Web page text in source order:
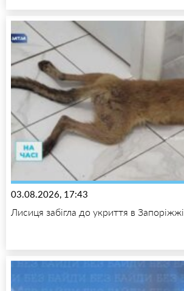
03.08.2026, 17:43
Лисиця забігла до укриття в Запоріжжі